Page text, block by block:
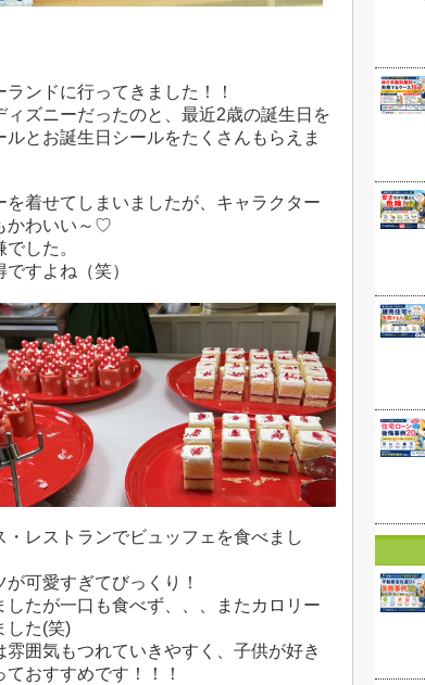
ンドに行ってきました！！
ィズニーだったのと、最近2歳の誕生日を
とお誕生日シールをたくさんもらえま
を着せてしまいましたが、キャラクター
かわいい～♡
した。
すよね（笑）
・レストランでビュッフェを食べまし
可愛すぎてびっくり！
したが一口も食べず、、、またカロリー
した(笑)
囲気もつれていきやすく、子供が好き
おすすめです！！！